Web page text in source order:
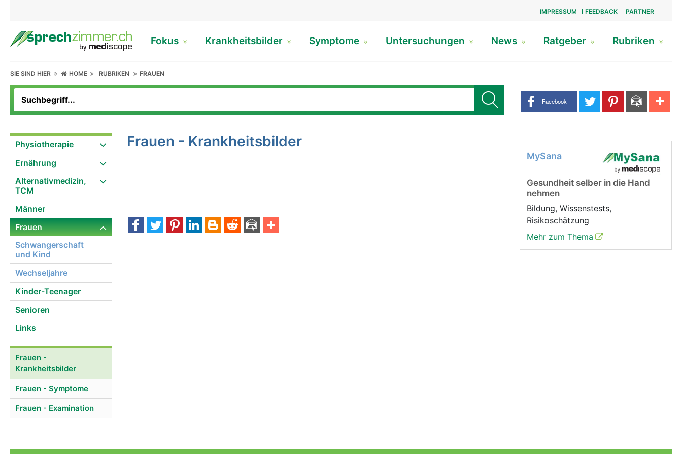
IMPRESSUM FEEDBACK PARTNER
Fokus Krankheitsbilder Symptome Untersuchungen News Ratgeber Rubriken
SIE SIND HIER HOME RUBRIKEN FRAUEN
Share buttons
Facebook
Physiotherapie
Ernährung
Alternativmedizin,
TCM
Männer
Frauen
Schwangerschaft
und Kind
Wechseljahre
Kinder-Teenager
Senioren
Links
Frauen -
Krankheitsbilder
Frauen - Symptome
Frauen - Examination
Frauen - Krankheitsbilder
MySana
Gesundheit selber in die Hand
nehmen
Bildung, Wissenstests,
Risikoschätzung
Mehr zum Thema